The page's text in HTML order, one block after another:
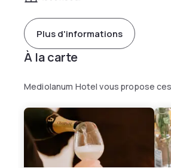
Plus d'informations
À la carte
Mediolanum Hotel vous propose